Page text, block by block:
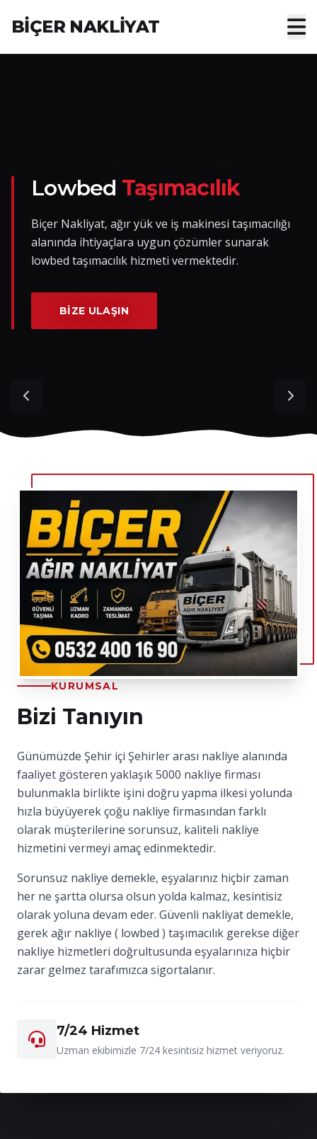
BİÇER NAKLİYAT
Nakliye Yük İlanları
İletişim
Lowbed Taşımacılık
Biçer Nakliyat, ağır yük ve iş makinesi taşımacılığı
alanında ihtiyaçlara uygun çözümler sunarak
lowbed taşımacılık hizmeti vermektedir.
BIZE ULAŞIN
KURUMSAL
Bizi Tanıyın
Günümüzde Şehir içi Şehirler arası nakliye alanında
faaliyet gösteren yaklaşık 5000 nakliye firması
bulunmakla birlikte işini doğru yapma ilkesi yolunda
hızla büyüyerek çoğu nakliye firmasından farklı
olarak müşterilerine sorunsuz, kaliteli nakliye
hizmetini vermeyi amaç edinmektedir.
Sorunsuz nakliye demekle, eşyalarınız hiçbir zaman
her ne şartta olursa olsun yolda kalmaz, kesintisiz
olarak yoluna devam eder. Güvenli nakliyat demekle,
gerek ağır nakliye ( lowbed ) taşımacılık gerekse diğer
nakliye hizmetleri doğrultusunda eşyalarınıza hiçbir
zarar gelmez tarafımızca sigortalanır.
7/24 Hizmet
Uzman ekibimizle 7/24 kesintisiz hizmet veriyoruz.